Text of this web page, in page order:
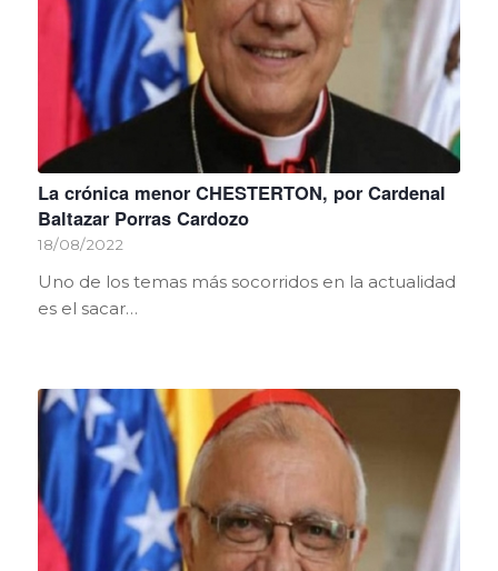
La crónica menor CHESTERTON, por Cardenal
Baltazar Porras Cardozo
18/08/2022
Uno de los temas más socorridos en la actualidad
es el sacar…